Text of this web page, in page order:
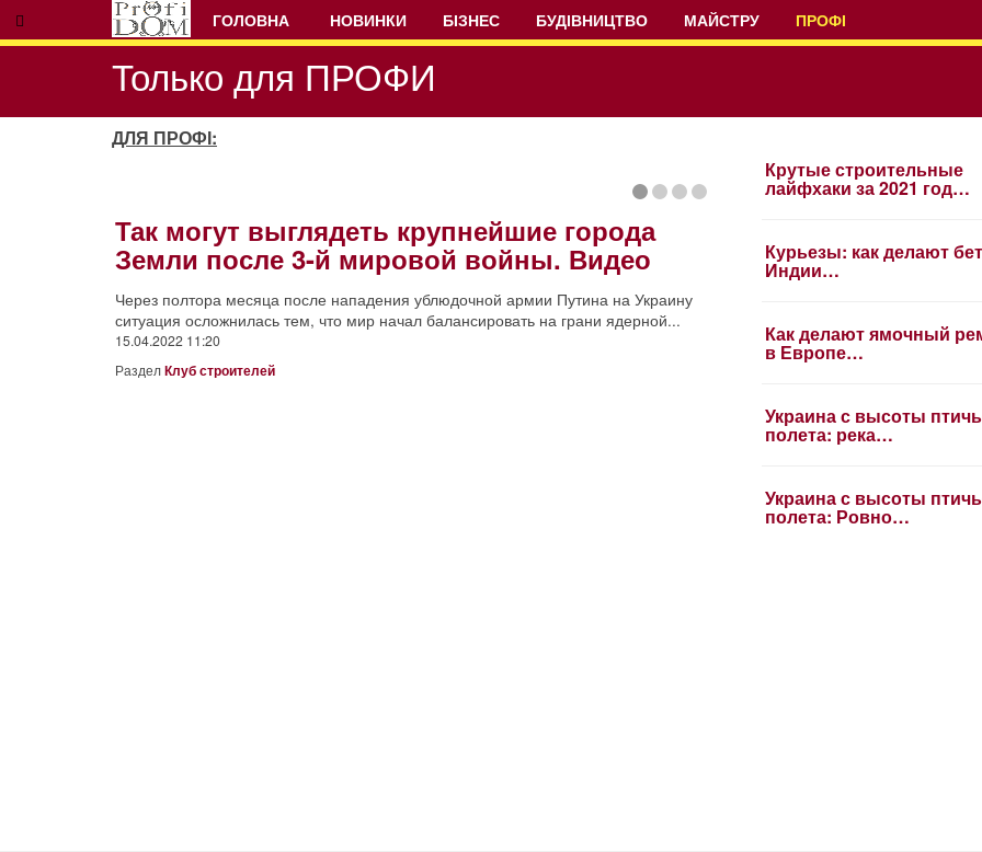
ГОЛОВНА НОВИНКИ БІЗНЕС БУДІВНИЦТВО МАЙСТРУ ПРОФІ
Только для ПРОФИ
ДЛЯ ПРОФІ:
Так могут выглядеть крупнейшие города
Земли после 3-й мировой войны. Видео
Через полтора месяца после нападения ублюдочной армии Путина на Украину
ситуация осложнилась тем, что мир начал балансировать на грани ядерной...
15.04.2022 11:20
РазделКлуб строителей
Крутые строительные
лайфхаки за 2021 год…
Курьезы: как делают
Индии…
Как делают ямочный
в Европе…
Украина с высоты
полета: река…
Украина с высоты
полета: Ровно…